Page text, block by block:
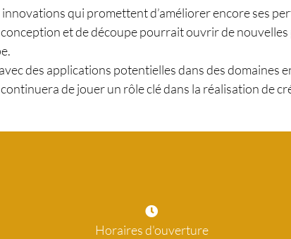
qui promettent d’améliorer encore ses
et de découpe pourrait ouvrir de
des applications potentielles dans des domaines
de jouer un rôle clé dans la réalisation de
Horaires d'ouverture